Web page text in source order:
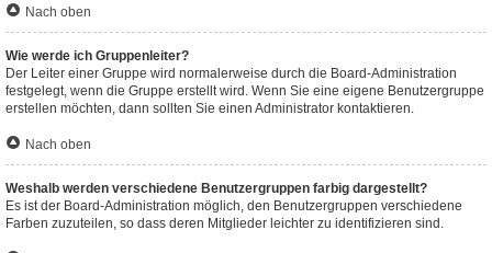
Nach oben
Wie werde ich Gruppenleiter?
Der Leiter einer Gruppe wird normalerweise durch die Board-Administration
festgelegt, wenn die Gruppe erstellt wird. Wenn Sie eine eigene Benutzergruppe
erstellen möchten, dann sollten Sie einen Administrator kontaktieren.
Nach oben
Weshalb werden verschiedene Benutzergruppen farbig dargestellt?
Es ist der Board-Administration möglich, den Benutzergruppen verschiedene
Farben zuzuteilen, so dass deren Mitglieder leichter zu identifizieren sind.